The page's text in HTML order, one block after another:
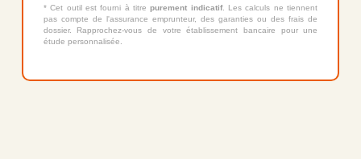
* Cet outil est fourni à titrepurement indicatif. Les calculs ne tiennent
pas compte de l'assurance emprunteur, des garanties ou des frais de
dossier. Rapprochez-vous de votre établissement bancaire pour une
étude personnalisée.